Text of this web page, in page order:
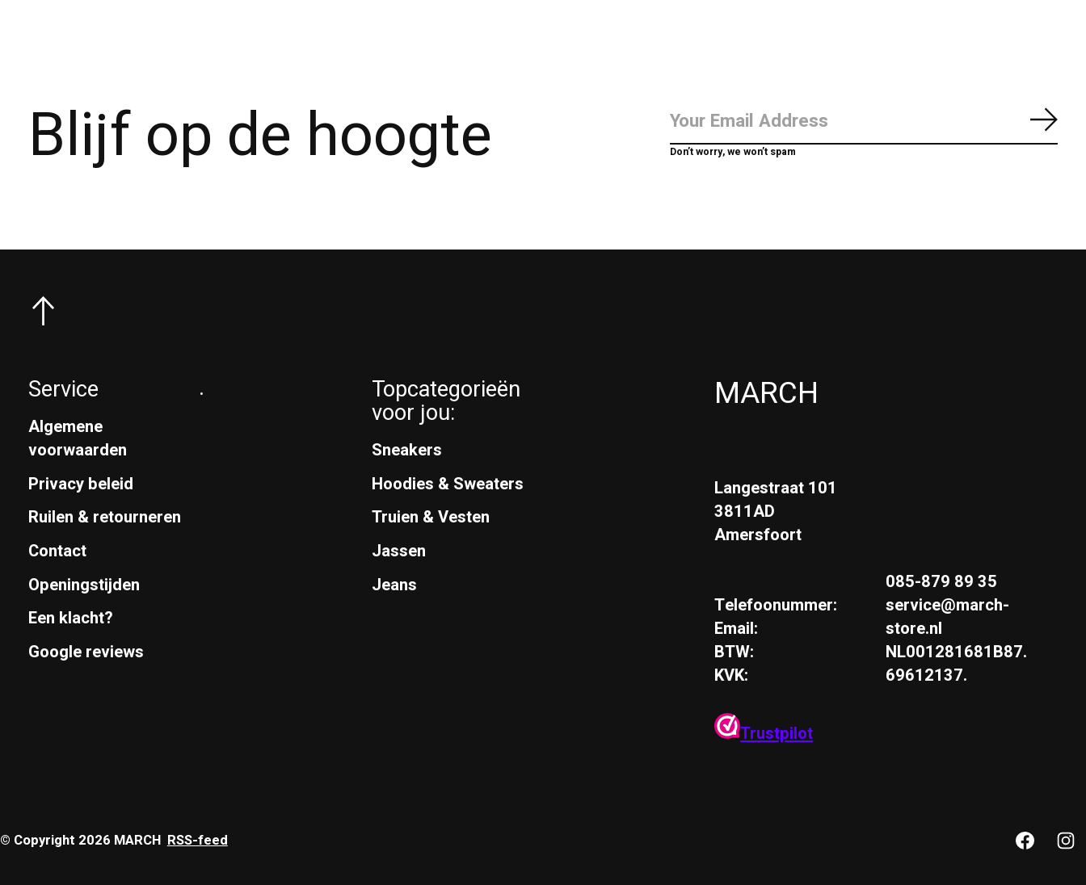
Blijf op de hoogte Don’t worry, we won’t spam
Service
Algemene
voorwaarden
Privacy beleid
Ruilen & retourneren
Contact
Openingstijden
Een klacht?
Google reviews
. Topcategorieën
voor jou:
Sneakers
Hoodies & Sweaters
Truien & Vesten
Jassen
Jeans
MARCH
Langestraat 101
3811AD
Amersfoort
Telefoonummer:
Email:
BTW:
KVK:
085-879 89 35
service@march-
store.nl
NL001281681B87.
69612137.
Trustpilot
© Copyright 2026 MARCH RSS-feed